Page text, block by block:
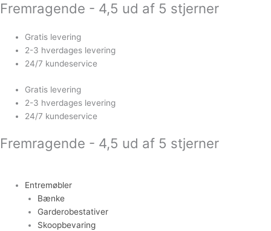
Gå
indholdet
Fremragende - 4,5 ud af 5 stjerner
Gratis levering
2-3 hverdages levering
24/7 kundeservice
Gratis levering
2-3 hverdages levering
24/7 kundeservice
Fremragende - 4,5 ud af 5 stjerner
Entremøbler
Bænke
Garderobestativer
Skoopbevaring
Sort
sofabord
marmorlook
metalben